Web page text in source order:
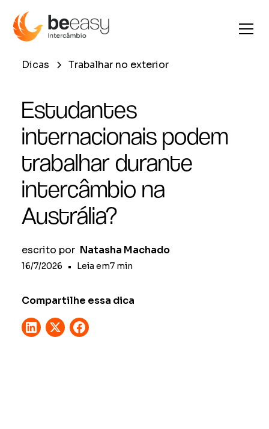
Dicas Trabalhar no exterior
Estudantes
internacionais podem
trabalhar durante
intercâmbio na
Austrália?
escrito por Natasha Machado
16/7/2026 • Leia em7 min
Compartilhe essa dica